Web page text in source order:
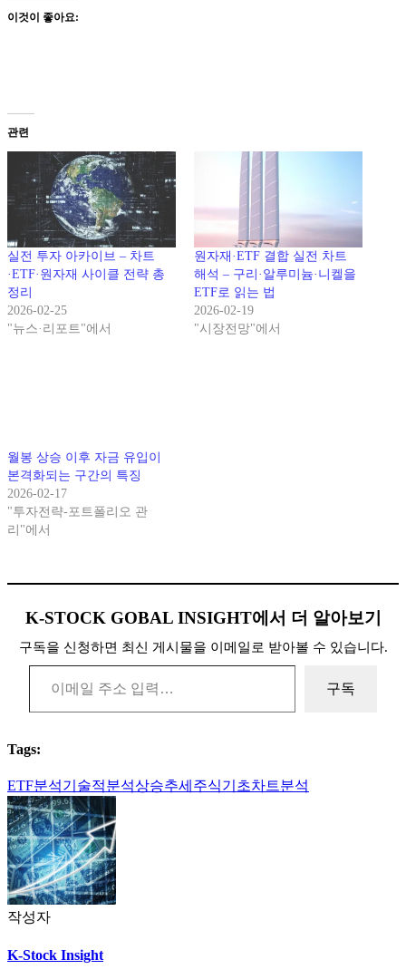
이것이 좋아요:
관련
실전 투자 아카이브 – 차트
·ETF·원자재 사이클 전략 총
정리
2026-02-25
"뉴스·리포트"에서
원자재·ETF 결합 실전 차트
해석 – 구리·알루미늄·니켈을
ETF로 읽는 법
2026-02-19
"시장전망"에서
월봉 상승 이후 자금 유입이
본격화되는 구간의 특징
2026-02-17
"투자전략-포트폴리오 관
리"에서
K-STOCK GOBAL INSIGHT에서 더 알아보기
구독을 신청하면 최신 게시물을 이메일로 받아볼 수 있습니다.
이메일 주소 입력…
구독
Tags:
ETF분석기술적분석상승추세 주식기초차트분석
작성자
K-Stock Insight